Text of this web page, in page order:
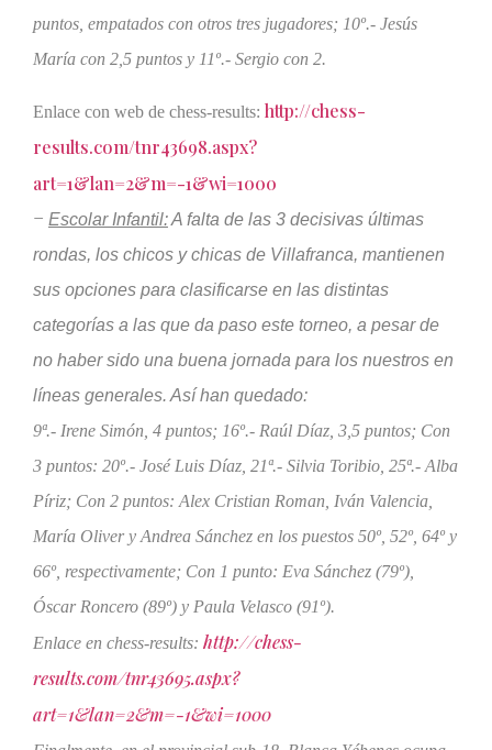
puntos, empatados con otros tres jugadores; 10º.- Jesús
María con 2,5 puntos y 11º.- Sergio con 2.
Enlace con web de chess-results: http://chess-
results.com/tnr43698.aspx?
art=1&lan=2&m=-1&wi=1000
– Escolar Infantil:A falta de las 3 decisivas últimas
rondas, los chicos y chicas de Villafranca, mantienen
sus opciones para clasificarse en las distintas
categorías a las que da paso este torneo, a pesar de
no haber sido una buena jornada para los nuestros en
líneas generales. Así han quedado:
9ª.- Irene Simón, 4 puntos; 16º.- Raúl Díaz, 3,5 puntos; Con
3 puntos: 20º.- José Luis Díaz, 21ª.- Silvia Toribio, 25ª.- Alba
Píriz; Con 2 puntos: Alex Cristian Roman, Iván Valencia,
María Oliver y Andrea Sánchez en los puestos 50º, 52º, 64º y
66º, respectivamente; Con 1 punto: Eva Sánchez (79º),
Óscar Roncero (89º) y Paula Velasco (91º).
Enlace en chess-results: http://chess-
results.com/tnr43695.aspx?
art=1&lan=2&m=-1&wi=1000